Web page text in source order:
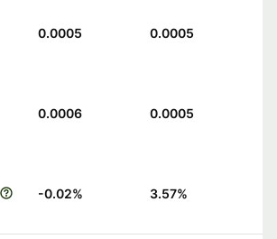
0.0005 0.0005
0.0006 0.0005
-0.02% 3.57%